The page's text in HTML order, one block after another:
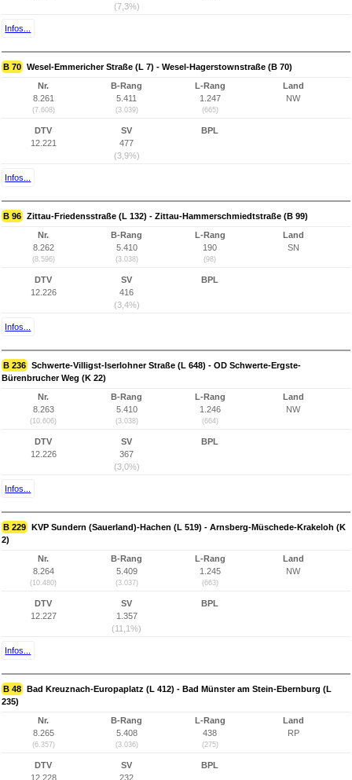
(7,3%)
Infos...
B 70 Wesel-Emmericher Straße (L 7) - Wesel-Hagerstownstraße (B 70)
Nr.
8.261
(7.608)
B-Rang
5.411
(3.039)
L-Rang
1.247
(665)
Land
NW
DTV
12.221
SV
477
(3,9%)
BPL
Infos...
B 96 Zittau-Friedensstraße (L 132) - Zittau-Hammerschmiedtstraße (B 99)
Nr.
8.262
(8.596)
B-Rang
5.410
(3.038)
L-Rang
190
(98)
Land
SN
DTV
12.226
SV
416
(3,4%)
BPL
Infos...
B 236 Schwerte-Villigst-Iserlohner Straße (L 648) - OD Schwerte-Ergste-
Bürenbrucher Weg (K 22)
Nr.
8.263
(10.606)
B-Rang
5.410
(3.038)
L-Rang
1.246
(664)
Land
NW
DTV
12.226
SV
367
(3,0%)
BPL
Infos...
B 229 KVP Sundern (Sauerland)-Hachen (L 519) - Arnsberg-Müschede-Krakeloh (K
2)
Nr.
8.264
(10.480)
B-Rang
5.409
(3.037)
L-Rang
1.245
(663)
Land
NW
DTV
12.227
SV
1.357
(11,1%)
BPL
Infos...
B 48 Bad Kreuznach-Europaplatz (L 412) - Bad Münster am Stein-Ebernburg (L
235)
Nr.
8.265
(6.357)
B-Rang
5.408
(3.036)
L-Rang
438
(275)
Land
RP
DTV
12.228
SV
232
BPL